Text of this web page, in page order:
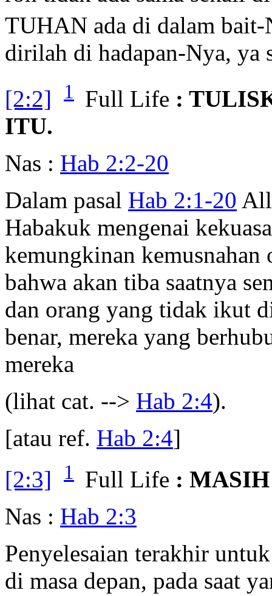
TUHAN ada di dalam bait-
dirilah di hadapan-Nya, ya
[2:2]
1 Full Life :
ITU.
Nas : Hab 2:2-20
Dalam pasal Hab 2:1-20
Habakuk mengenai
kemungkinan kemusnahan
bahwa akan tiba saatnya
dan orang yang tidak ikut
benar, mereka yang
mereka
(lihat cat. --> Hab 2:4).
[atau ref. Hab 2:4]
[2:3]
1 Full Life :
Nas : Hab 2:3
Penyelesaian terakhir
di masa depan, pada saat